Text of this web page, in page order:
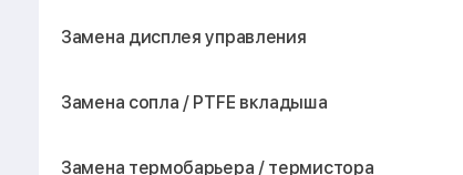
Замена дисплея управления
Замена сопла / PTFE вкладыша
Замена термобарьера / термистора